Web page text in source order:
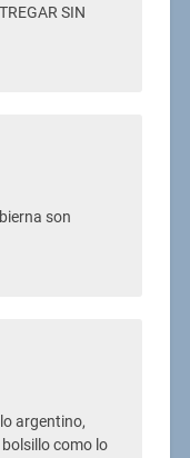
SIN
son
argentino,
como lo